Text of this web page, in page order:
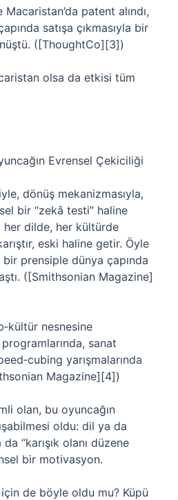
Macaristan’da patent alındı,
satışa çıkmasıyla bir
([ThoughtCo][3])
olsa da etkisi tüm
Evrensel Çekiciliği
dönüş mekanizmasıyla,
bir “zekâ testi” haline
dilde, her kültürde
eski haline getir. Öyle
prensiple dünya çapında
([Smithsonian Magazine]
nesnesine
sanat
yarışmalarında
Magazine][4])
olan, bu oyuncağın
oldu: dil ya da
“karışık olanı düzene
bir motivasyon.
de böyle oldu mu? Küpü